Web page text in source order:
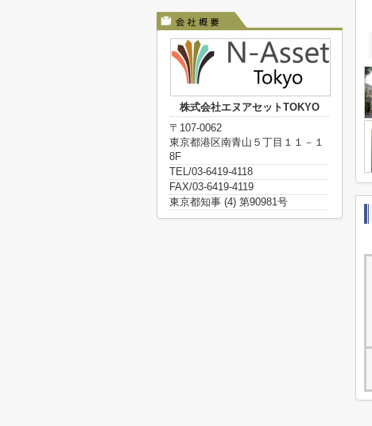
株式会社エヌアセットTOKYO
〒107-0062
東京都港区南青山５丁目１１－１
8F
TEL/03-6419-4118
FAX/03-6419-4119
東京都知事 (4) 第90981号